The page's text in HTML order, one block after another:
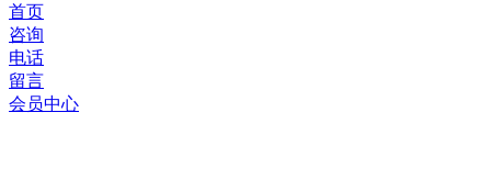
首页
咨询
电话
留言
会员中心